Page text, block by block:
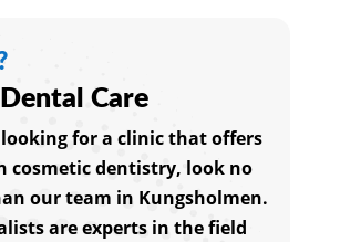
Care
for a clinic that offers
cosmetic dentistry, look no
our team in Kungsholmen.
are experts in the field